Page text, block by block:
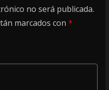
no será publicada.
marcados con *